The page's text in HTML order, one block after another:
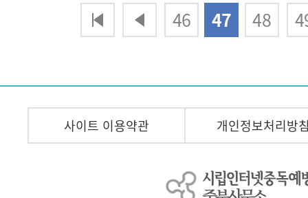
46 47 48
맨끝
사이트 이용약관 개인정보처리방